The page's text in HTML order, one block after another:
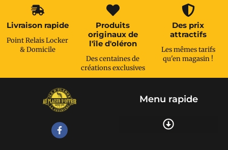
Livraison rapide
Point Relais Locker
& Domicile
Produits
originaux de
l'île d'oléron
Des centaines de
créations exclusives
Des prix
attractifs
Les mêmes tarifs
qu'en magasin !
Menu rapide